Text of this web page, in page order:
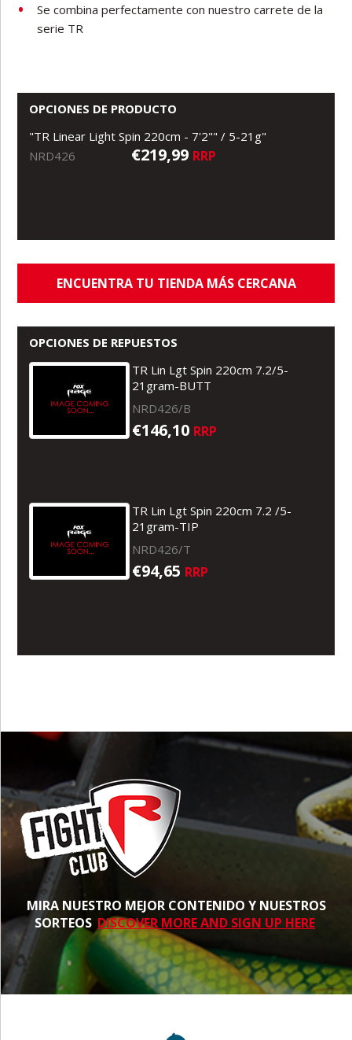
Se combina perfectamente con nuestro carrete de la
serie TR
OPCIONES DE PRODUCTO
"TR Linear Light Spin 220cm - 7'2"" / 5-21g"
NRD426
€219,99 RRP
ENCUENTRA TU TIENDA MÁS CERCANA
OPCIONES DE REPUESTOS
TR Lin Lgt Spin 220cm 7.2/5-
21gram-BUTT
NRD426/B
€146,10 RRP
TR Lin Lgt Spin 220cm 7.2 /5-
21gram-TIP
NRD426/T
€94,65 RRP
MIRA NUESTRO MEJOR CONTENIDO Y NUESTROS
SORTEOS DISCOVER MORE AND SIGN UP HERE